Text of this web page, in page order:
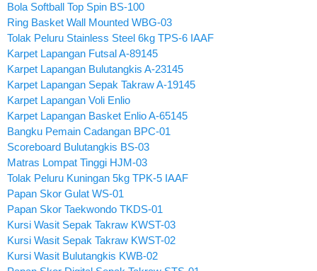
Bola Softball Top Spin BS-100
Ring Basket Wall Mounted WBG-03
Tolak Peluru Stainless Steel 6kg TPS-6 IAAF
Karpet Lapangan Futsal A-89145
Karpet Lapangan Bulutangkis A-23145
Karpet Lapangan Sepak Takraw A-19145
Karpet Lapangan Voli Enlio
Karpet Lapangan Basket Enlio A-65145
Bangku Pemain Cadangan BPC-01
Scoreboard Bulutangkis BS-03
Matras Lompat Tinggi HJM-03
Tolak Peluru Kuningan 5kg TPK-5 IAAF
Papan Skor Gulat WS-01
Papan Skor Taekwondo TKDS-01
Kursi Wasit Sepak Takraw KWST-03
Kursi Wasit Sepak Takraw KWST-02
Kursi Wasit Bulutangkis KWB-02